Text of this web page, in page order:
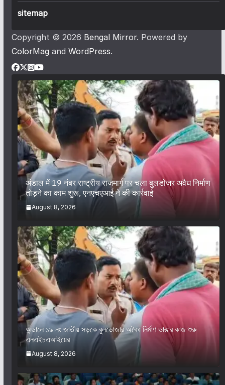
sitemap
Copyright © 2026 Bengal Mirror. Powered by
ColorMag and WordPress.
अंडाल में 19 नंबर राष्ट्रीय राजमार्ग पर चला बुलडोजर अवैध निर्माण
तोड़ने का काम शुरू, एनएचएआई ने की कार्रवाई
August 8, 2026
অন্ডালে ১৯ নং জাতীয় সড়কে বুলডোজার অবৈধ নির্মাণ ভাঙার কাজ শুরু
এনএইচএআইয়ের
August 8, 2026